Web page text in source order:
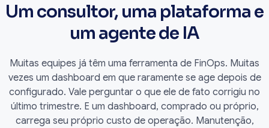
Um consultor, uma plataforma e
um agente de IA
Muitas equipes já têm uma ferramenta de FinOps. Muitas
vezes um dashboard em que raramente se age depois de
configurado. Vale perguntar o que ele de fato corrigiu no
último trimestre. E um dashboard, comprado ou próprio,
carrega seu próprio custo de operação. Manutenção,